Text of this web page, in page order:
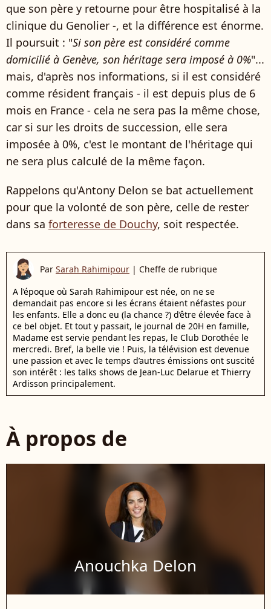
que son père y retourne pour être hospitalisé à la
clinique du Genolier -, et la différence est énorme.
Il poursuit : "Si son père est considéré comme
domicilié à Genève, son héritage sera imposé à 0%"...
mais, d'après nos informations, si il est considéré
comme résident français - il est depuis plus de 6
mois en France - cela ne sera pas la même chose,
car si sur les droits de succession, elle sera
imposée à 0%, c'est le montant de l'héritage qui
ne sera plus calculé de la même façon.
Rappelons qu'Antony Delon se bat actuellement
pour que la volonté de son père, celle de rester
dans sa forteresse de Douchy, soit respectée.
Par Sarah Rahimipour | Cheffe de rubrique
A l’époque où Sarah Rahimipour est née, on ne se
demandait pas encore si les écrans étaient néfastes pour
les enfants. Elle a donc eu (la chance ?) d’être élevée face à
ce bel objet. Et tout y passait, le journal de 20H en famille,
Madame est servie pendant les repas, le Club Dorothée le
mercredi. Bref, la belle vie ! Puis, la télévision est devenue
une passion et avec le temps d’autres émissions ont suscité
son intérêt : les talks shows de Jean-Luc Delarue et Thierry
Ardisson principalement.
À propos de
Anouchka Delon